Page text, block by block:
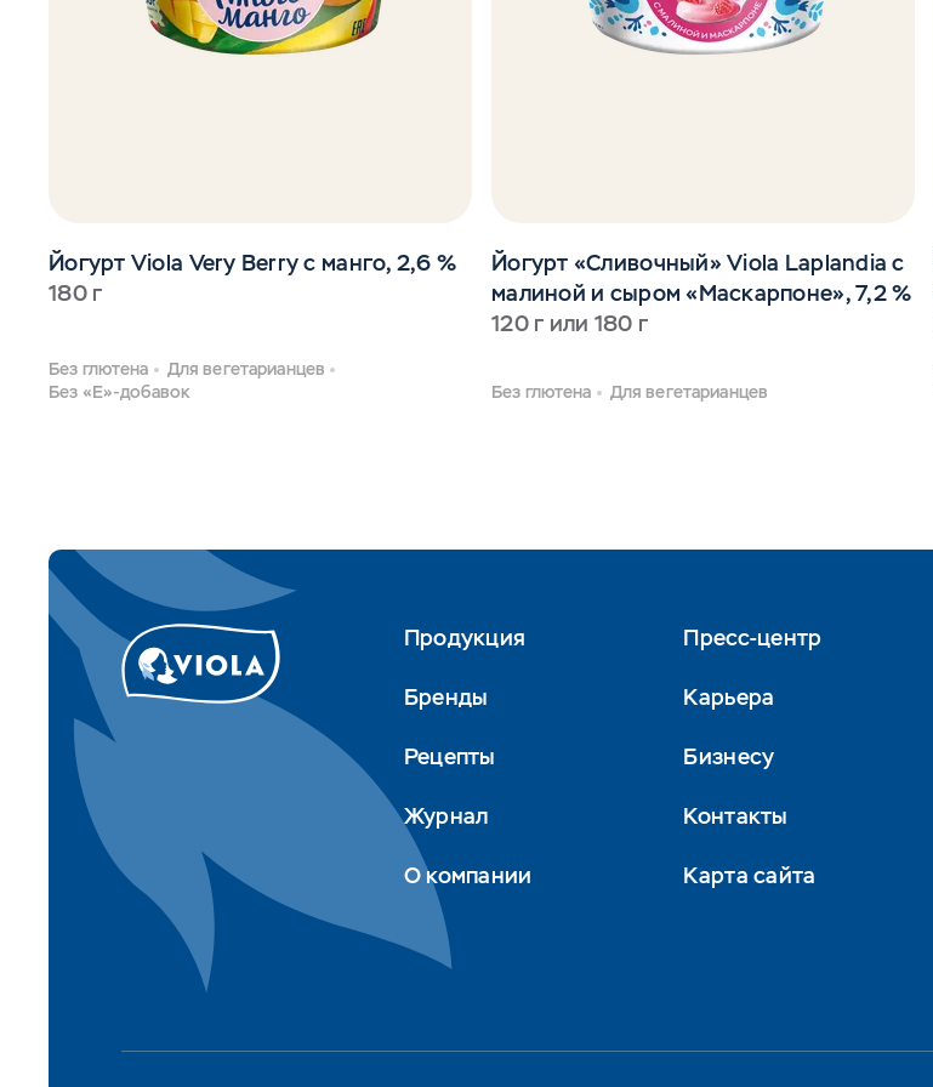
Йогурт Viola Very Berry с манго, 2,6 %
180 г
Без глютена
Для вегетарианцев
Без «Е»-добавок
Йогурт «Сливочный» Viola Laplandia с
малиной и сыром «Маскарпоне», 7,2 %
120 г или 180 г
Без глютена Для вегетарианцев
Продукция
Бренды
Рецепты
Журнал
О компании
Пресс-центр
Карьера
Бизнесу
Контакты
Карта сайта